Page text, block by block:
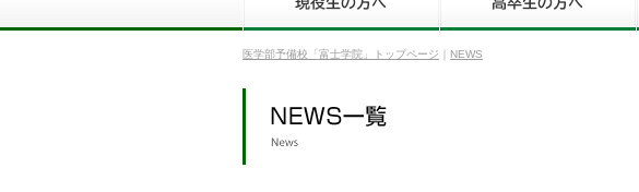
医学部予備校「富士学院」トップページ NEWS